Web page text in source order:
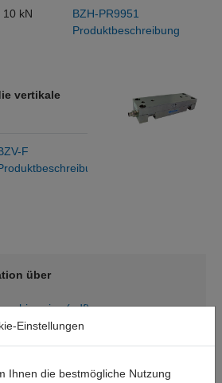
kN
BZH-PR9951
Produktbeschreibung
vertikale
F
über
(pdf)
(pdf)
Einstellungen
Ihnen die bestmögliche Nutzung